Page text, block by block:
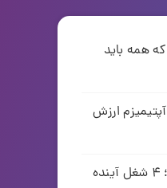
که همه باید
آپتیمیزم ارزش
شغل‌های پردرآمد در کانادا؛ ۴ شغل آینده